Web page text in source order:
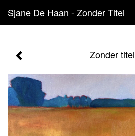
Sjane De Haan - Zonder Titel
Zonder titel